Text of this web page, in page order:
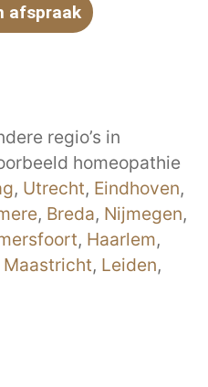
afspraak
regio’s in
homeopathie
, Utrecht, Eindhoven,
, Breda, Nijmegen,
, Haarlem,
Maastricht, Leiden,